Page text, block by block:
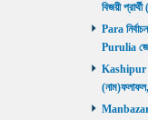
বিজয়ী
Para
Purulia
Kashipur
Manbazar